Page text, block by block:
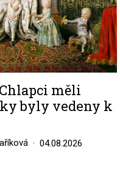
měli
byly vedeny k
04.08.2026